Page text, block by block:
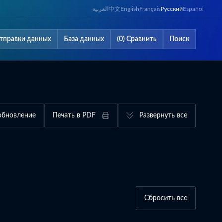
العربية 中文EnglishFrançaisРусскийEspañol
данных База данных (0) Сравнить Поиск
Печать в PDF Развернуть все
Сбросить все